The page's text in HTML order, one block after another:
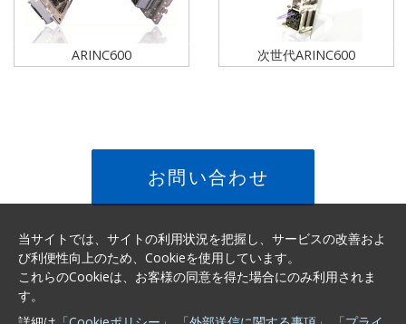
ARINC600 次世代ARINC600
お問い合わせ
当サイトでは、サイトの利用状況を把握し、サービスの改善およ
び利便性向上のため、Cookieを使用しています。
これらのCookieは、お客様の同意を得た場合にのみ利用されま
す。